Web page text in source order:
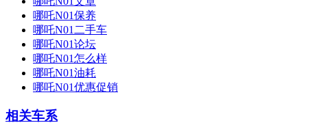
哪吒N01保养
哪吒N01二手车
哪吒N01论坛
哪吒N01怎么样
哪吒N01油耗
哪吒N01优惠促销
相关车系